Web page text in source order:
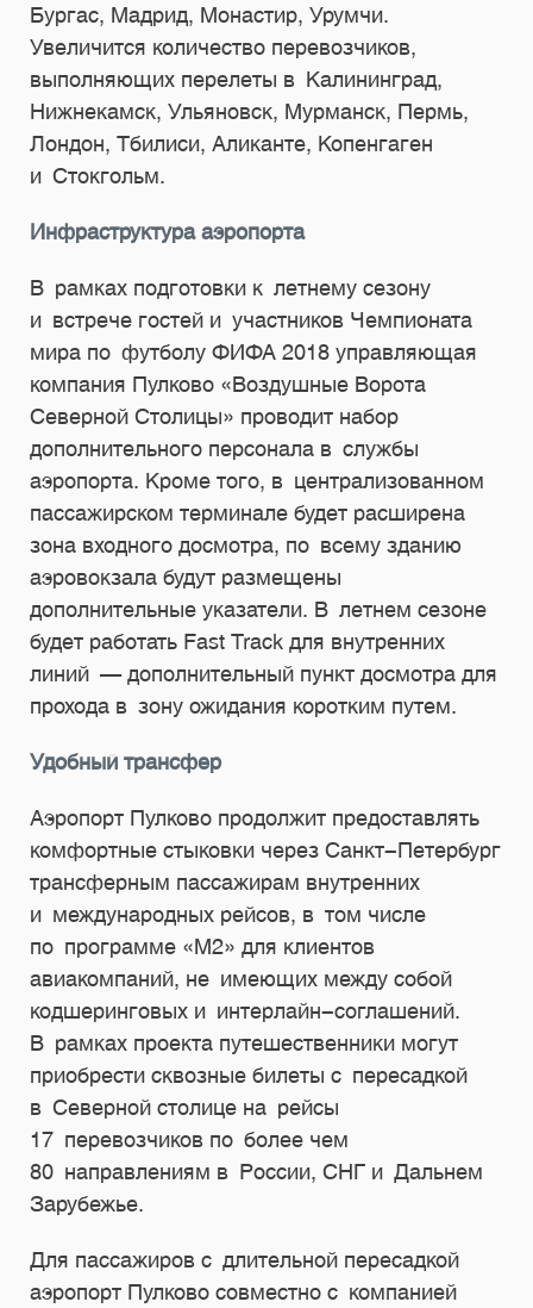
Бургас, Мадрид, Монастир, Урумчи.
Увеличится количество перевозчиков,
выполняющих перелеты в Калининград,
Нижнекамск, Ульяновск, Мурманск, Пермь,
Лондон, Тбилиси, Аликанте, Копенгаген
и Стокгольм.
Инфраструктура аэропорта
В рамках подготовки к летнему сезону
и встрече гостей и участников Чемпионата
мира по футболу ФИФА 2018 управляющая
компания Пулково «Воздушные Ворота
Северной Столицы» проводит набор
дополнительного персонала в службы
аэропорта. Кроме того, в централизованном
пассажирском терминале будет расширена
зона входного досмотра, по всему зданию
аэровокзала будут размещены
дополнительные указатели. В летнем сезоне
будет работать Fast Track для внутренних
линий — дополнительный пункт досмотра для
прохода в зону ожидания коротким путем.
Удобный трансфер
Аэропорт Пулково продолжит предоставлять
комфортные стыковки через Санкт-Петербург
трансферным пассажирам внутренних
и международных рейсов, в том числе
по программе «М2» для клиентов
авиакомпаний, не имеющих между собой
кодшеринговых и интерлайн-соглашений.
В рамках проекта путешественники могут
приобрести сквозные билеты с пересадкой
в Северной столице на рейсы
17 перевозчиков по более чем
80 направлениям в России, СНГ и Дальнем
Зарубежье.
Для пассажиров с длительной пересадкой
аэропорт Пулково совместно с компанией